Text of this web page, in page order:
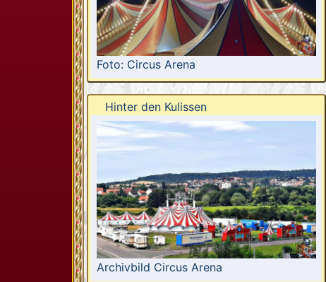
Foto: Circus Arena
Hinter den Kulissen
Archivbild Circus Arena